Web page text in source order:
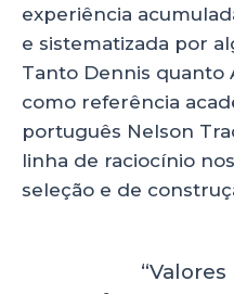
experiência
e sistematizada por
Tanto Dennis quanto
como referência
português Nelson
linha de raciocínio
seleção e de